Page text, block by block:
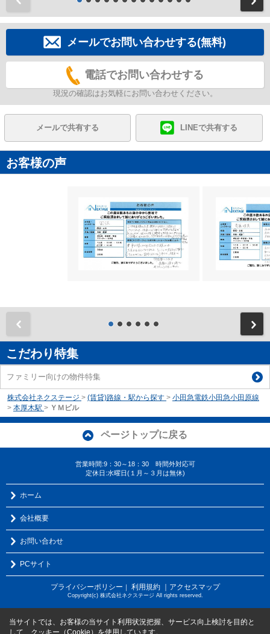
メールでお問い合わせする(無料)
電話でお問い合わせする
現況の確認はお気軽にお問い合わせください。
メールで共有する LINEで共有する
お客様の声
こだわり特集
ファミリー向けの物件特集
株式会社ネクステージ > (賃貸)路線・駅から探す > 小田急電鉄小田急小田原線
> 本厚木駅 > ＹＭビル
ページトップに戻る
営業時間:9：30～18：30 時間外対応可
定休日:水曜日(１月～３月は無休)
ホーム
会社概要
お問い合わせ
PCサイト
プライバシーポリシー ｜ 利用規約 ｜アクセスマップ
Copyright(c) 株式会社ネクステージ All rights reserved.
当サイトでは、お客様の当サイト利用状況把握、サービス向上検討を目的と
して、クッキー（Cookie）を使用しています。